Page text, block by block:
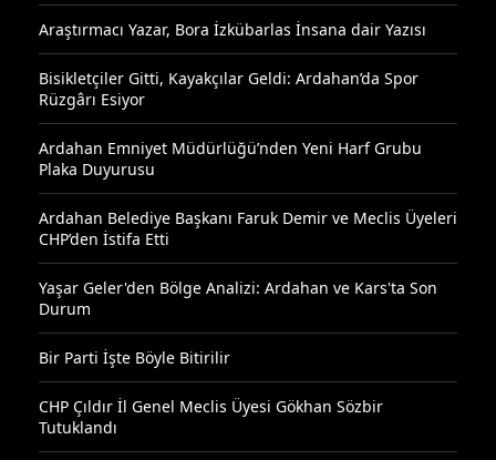
Araştırmacı Yazar, Bora İzkübarlas İnsana dair Yazısı
Bisikletçiler Gitti, Kayakçılar Geldi: Ardahan’da Spor
Rüzgârı Esiyor
Ardahan Emniyet Müdürlüğü’nden Yeni Harf Grubu
Plaka Duyurusu
Ardahan Belediye Başkanı Faruk Demir ve Meclis Üyeleri
CHP’den İstifa Etti
Yaşar Geler'den Bölge Analizi: Ardahan ve Kars'ta Son
Durum
Bir Parti İşte Böyle Bitirilir
CHP Çıldır İl Genel Meclis Üyesi Gökhan Sözbir
Tutuklandı